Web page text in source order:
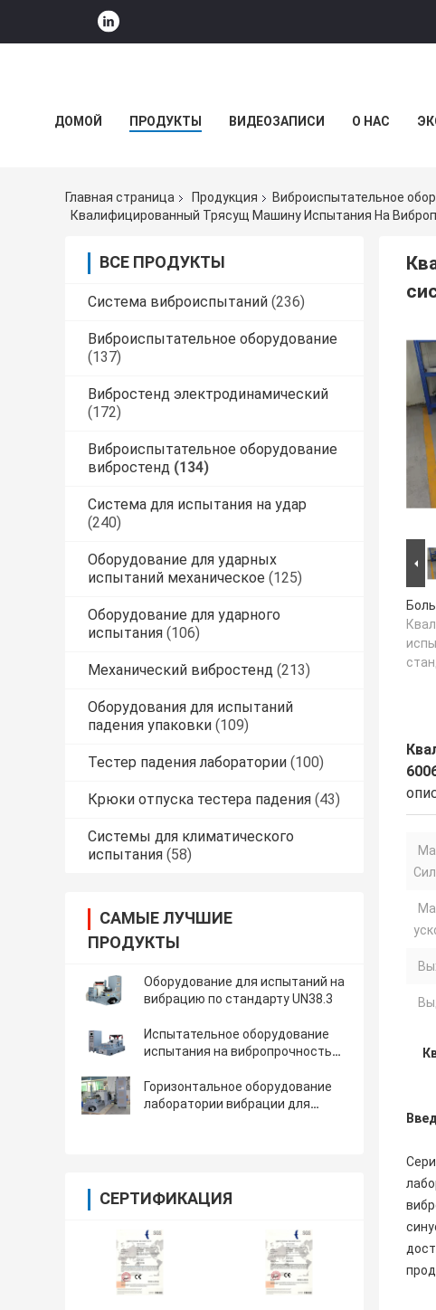
ДОМОЙ ПРОДУКТЫ ВИДЕОЗАПИСИ О НАС
Главная страница Продукция
Виброиспытательное
Квалифицированный Трясущ Машину Испытания На
ВСЕ ПРОДУКТЫ
Система виброиспытаний (236)
Виброиспытательное оборудование
(137)
Вибростенд электродинамический
(172)
Виброиспытательное оборудование
вибростенд (134)
Система для испытания на удар
(240)
Оборудование для ударных
испытаний механическое (125)
Оборудование для ударного
испытания (106)
Механический вибростенд (213)
Оборудования для испытаний
падения упаковки (109)
Тестер падения лаборатории (100)
Крюки отпуска тестера падения (43)
Системы для климатического
испытания (58)
САМЫЕ ЛУЧШИЕ
ПРОДУКТЫ
Оборудование для испытаний на
вибрацию по стандарту UN38.3
Испытательное оборудование
испытания на вибропрочность
регулятором VCS-2 вибрации
Горизонтальное оборудование
лаборатории вибрации для
СЕРТИФИКАЦИЯ